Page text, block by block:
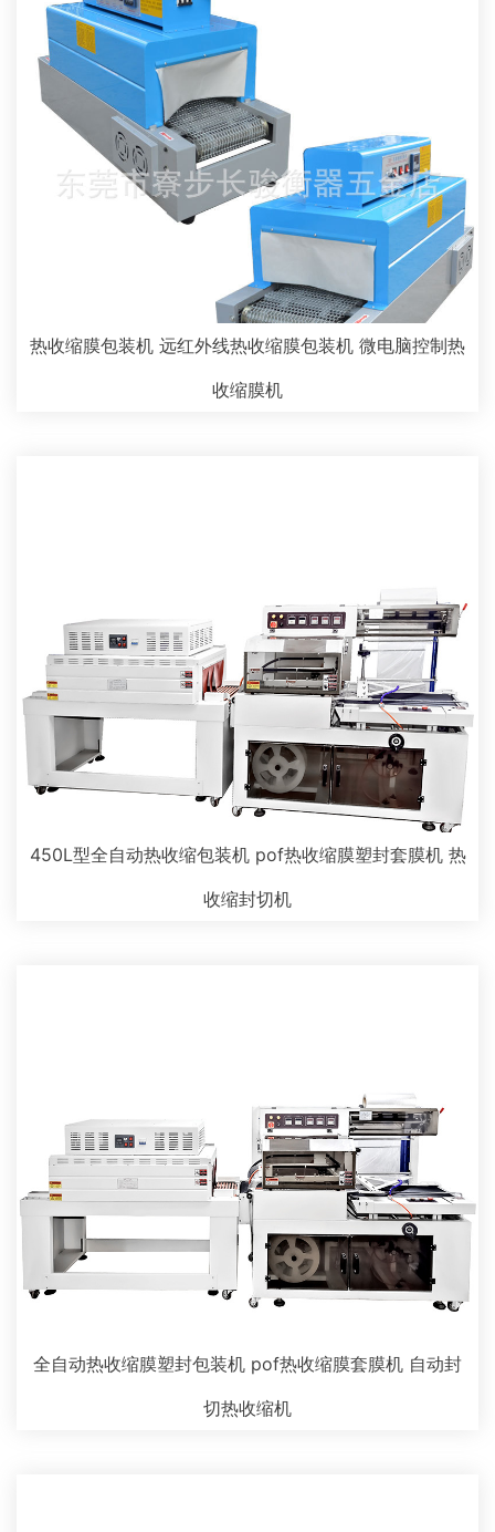
热收缩膜包装机 远红外线热收缩膜包装机 微电脑控制热
收缩膜机
450L型全自动热收缩包装机 pof热收缩膜塑封套膜机 热
收缩封切机
全自动热收缩膜塑封包装机 pof热收缩膜套膜机 自动封
切热收缩机